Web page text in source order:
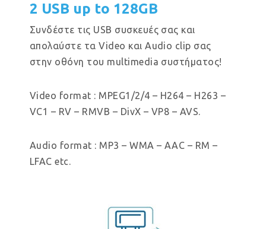
2 USB up to 128GB
Συνδέστε τις USB συσκευές σας και
απολαύστε τα Video και Audio clip σας
στην οθόνη του multimedia συστήματος!
Video format : MPEG1/2/4 – H264 – H263 –
VC1 – RV – RMVB – DivX – VP8 – AVS.
Audio format : MP3 – WMA – AAC – RM –
LFAC etc.